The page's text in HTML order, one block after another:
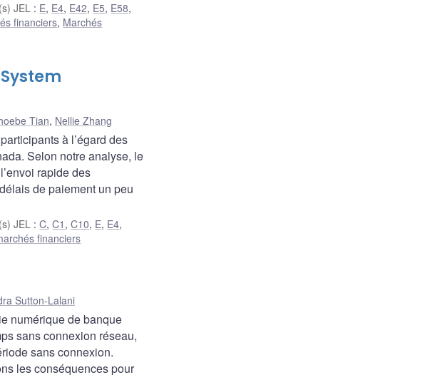
JEL : E, E4, E42, E5, E58,
financiers, Marchés
Tian, Nellie Zhang
à l’égard des
Selon notre analyse, le
rapide des
de paiement un peu
JEL :C,C1 ,C10, E, E4,
financiers
Sutton-Lalani
numérique de banque
sans connexion réseau,
sans connexion.
les conséquences pour